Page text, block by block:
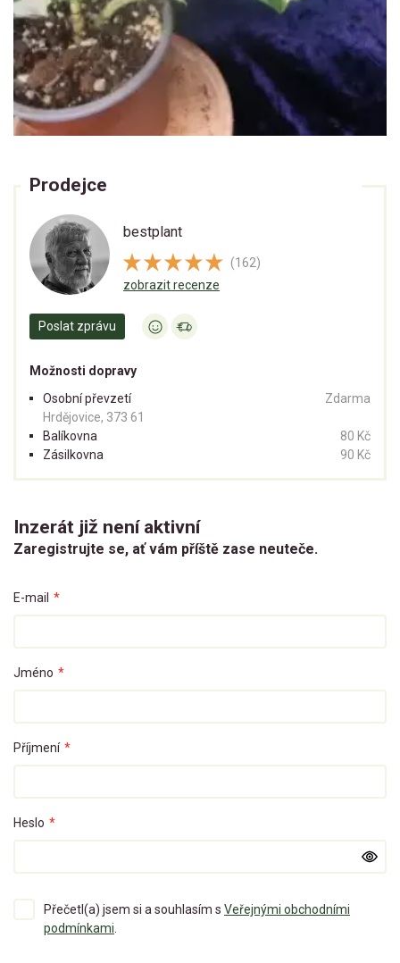
Prodejce
bestplant
(162)
zobrazit recenze
Poslat zprávu
Možnosti dopravy
Osobní převzetí
Hrdějovice, 373 61
Zdarma
Balíkovna
80 Kč
Zásilkovna
90 Kč
Inzerát již není aktivní
Zaregistrujte se, ať vám příště zase neuteče.
E-mail *
Jméno *
Příjmení *
Heslo *
Přečetl(a) jsem si a souhlasím s Veřejnými obchodními
podmínkami.